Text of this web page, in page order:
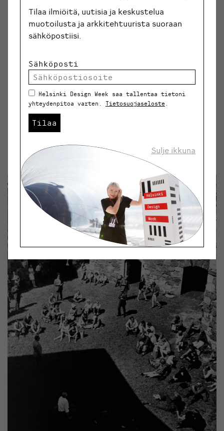
Suomenlinnassa järjestettyIndustry, Environment,
Design-seminaari, jonka tähtipuhujia olivat Fullerin
lisäksi erityisesti ihmisläheisestä ja vastuullisesta
muotoilusta tunnettu
puhumassa olivat
Design Research Unit sekä ruotsalaisia ekologisen
ajattelun edustajia.
Tilaa ilmiöitä, uutisia ja keskustelua
muotoilusta ja arkkitehtuurista suoraan
sähköpostiisi.
Sähköposti
Helsinki Design Week saa tallentaa tietoni
yhteydenpitoa varten. Tietosuojaseloste .
Tilaa
Sulje ikkuna